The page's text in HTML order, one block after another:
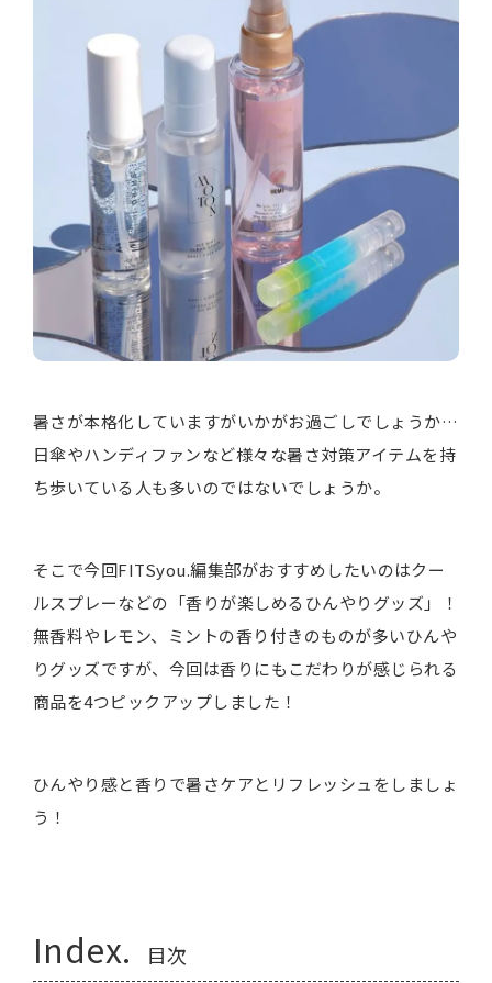
暑さが本格化していますがいかがお過ごしでしょうか…
日傘やハンディファンなど様々な暑さ対策アイテムを持
ち歩いている人も多いのではないでしょうか。
そこで今回FITSyou.編集部がおすすめしたいのはクー
ルスプレーなどの「香りが楽しめるひんやりグッズ」！
無香料やレモン、ミントの香り付きのものが多いひんや
りグッズですが、今回は香りにもこだわりが感じられる
商品を4つピックアップしました！
ひんやり感と香りで暑さケアとリフレッシュをしましょ
う！
Index. 目次